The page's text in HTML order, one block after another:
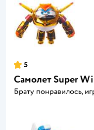
5
Самолет Super
Брату понравилось,